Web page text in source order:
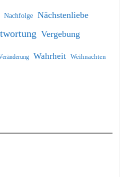
Nachfolge Nächstenliebe
Vergebung
Wahrheit Weihnachten